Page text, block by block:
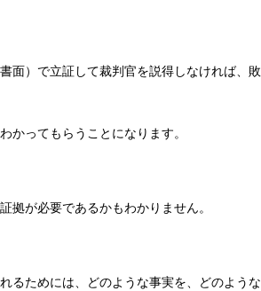
面）で立証して裁判官を説得しなければ、敗
かってもらうことになります。
拠が必要であるかもわかりません。
るためには、どのような事実を、どのような